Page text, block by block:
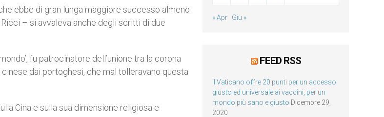
ebbe di gran lunga maggiore successo almeno
– si avvaleva anche degli scritti di due
fu patrocinatore dell’unione tra la corona
dai portoghesi, che mal tolleravano questa
Cina e sulla sua dimensione religiosa e
« Apr Giu »
FEED RSS
Il Vaticano offre 20 punti per un accesso
giusto ed universale ai vaccini, per un
mondo più sano e giusto Dicembre 29,
2020